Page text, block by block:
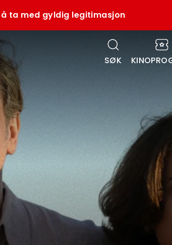
å ta med gyldig legitimasjon
SØK